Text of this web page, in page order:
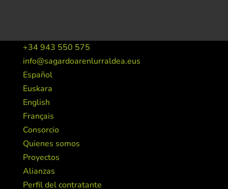
+34 943 550 575
info@sagardoarenlurraldea.eus
Español
Euskara
English
Français
Consorcio
Quienes somos
Proyectos
Alianzas
Perfil del contratante